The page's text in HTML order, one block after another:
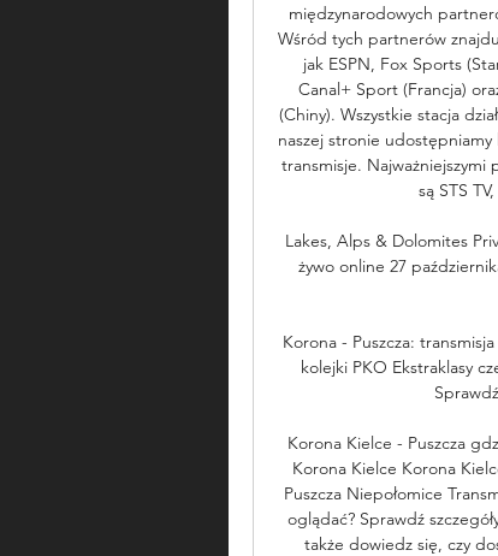
międzynarodowych
Wśród tych partnerów
jak ESPN, Fox Sports
Canal+ Sport (Francja)
(Chiny). Wszystkie stacja
naszej stronie udostępniamy
transmisje.
są STS
Lakes, Alps & Dolomites
żywo online 27
Korona - Puszcza:
kolejki PKO Ekstraklasy
Korona Kielce - Puszcza
Korona Kielce Korona
Puszcza Niepołomice
oglądać? Sprawdź
także dowiedz się, czy